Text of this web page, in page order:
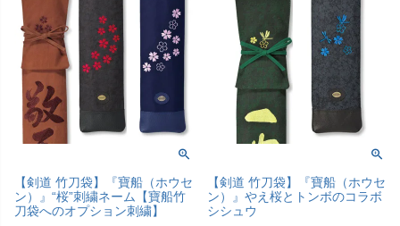
【剣道 竹刀袋】『寶船（ホウセ
ン）』“桜”刺繍ネーム【寶船竹
刀袋へのオプション刺繍】
【剣道 竹刀袋】『寶船（ホウセ
ン）』やえ桜とトンボのコラボ
シシュウ